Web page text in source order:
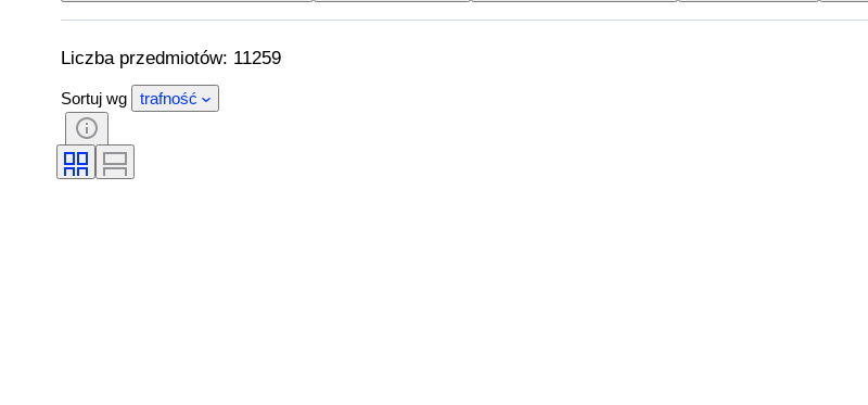
Certyfikacja
Tematyka Oprawa Wydanie Język Kolor
Liczba przedmiotów: 11259
Sortuj wg trafność